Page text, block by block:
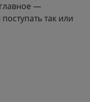
—
так или
не
теме, она
Заметно,
задает
серию.